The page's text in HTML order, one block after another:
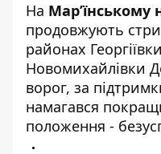
На Мар’їнському
продовжують
районах
Новомихайлівки
ворог, за
намагався
положення -